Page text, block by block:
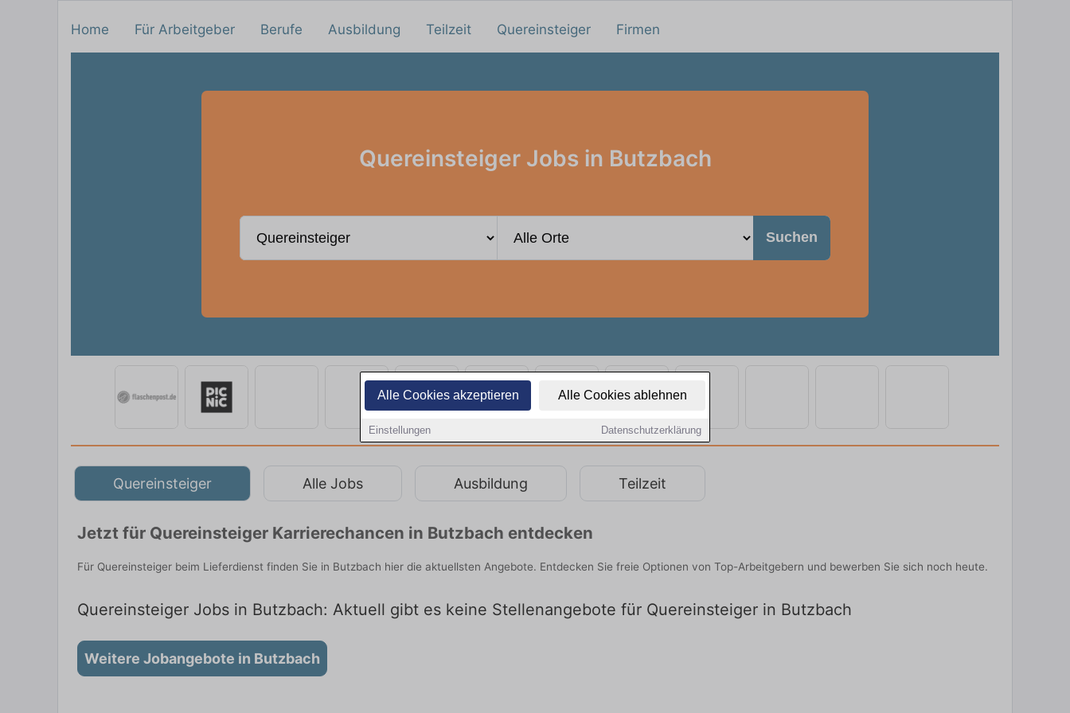
Alle Cookies akzeptieren Alle Cookies ablehnen
Einstellungen Datenschutzerklärung
Home Für Arbeitgeber Berufe Ausbildung Teilzeit Quereinsteiger Firmen
Quereinsteiger Jobs in Butzbach
Suchen
Quereinsteiger Alle Jobs Ausbildung Teilzeit
Jetzt für Quereinsteiger Karrierechancen in Butzbach entdecken
Für Quereinsteiger beim Lieferdienst finden Sie in Butzbach hier die aktuellsten Angebote. Entdecken Sie freie Optionen von Top-Arbeitgebern und bewerben Sie sich noch heute.
Quereinsteiger Jobs in Butzbach: Aktuell gibt es keine Stellenangebote für Quereinsteiger in Butzbach
Weitere Jobangebote in Butzbach